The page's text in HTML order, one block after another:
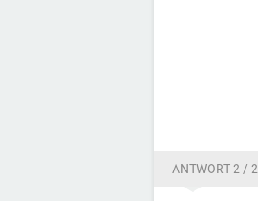
ANTWORT 2 / 2